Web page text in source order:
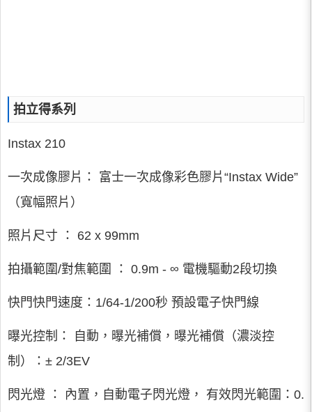
拍立得系列
Instax 210
一次成像膠片： 富士一次成像彩色膠片“Instax Wide”
（寬幅照片）
照片尺寸 ： 62 x 99mm
拍攝範圍/對焦範圍 ： 0.9m - ∞ 電機驅動2段切換
快門快門速度：1/64-1/200秒 預設電子快門線
曝光控制： 自動，曝光補償，曝光補償（濃淡控
制）：± 2/3EV
閃光燈 ： 內置，自動電子閃光燈， 有效閃光範圍：0.